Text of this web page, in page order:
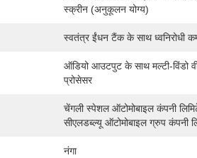
स्क्रीन (अनुकूलन योग्य)
स्वतंत्र ईंधन टैंक के साथ ध्वनिरोधी
ऑडियो आउटपुट के साथ मल्टी-विंडो
प्रोसेसर
चेंगली स्पेशल ऑटोमोबाइल कंपनी
सीएलडब्ल्यू ऑटोमोबाइल ग्रुप कंपनी
नंगा